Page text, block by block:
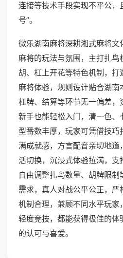
连接等技术手段实现不平公，
号”。
微乐湖南麻将深耕湘式麻将文
麻将的玩法与氛围，主打扎鸟
胡、杠上开花等特色机制，打
麻将体验，规则设计贴合湖南
杠牌、结算等环节无一偏差，
新手也能轻松入门，清一色、
型番数丰厚，玩家可凭借技
满成就感，方言配音亲切地道
活切换，沉浸式体验拉满，
自由调整扎鸟数量、胡牌限
需求，真人对战公平公正，
机制合理，兼顾不同水平玩家
轻度竞技，都能获得极佳的体
的认可与喜爱。